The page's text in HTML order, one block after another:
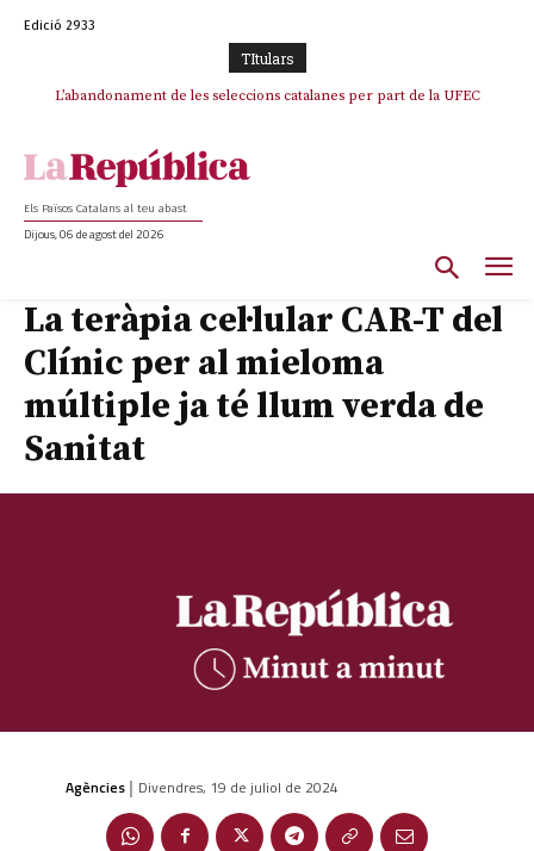
Edició 2933
TItulars
L’abandonament de les seleccions catalanes per part de la UFEC
Els Països Catalans al teu abast
Dijous, 06 de agost del 2026
La teràpia cel·lular CAR-T del
Clínic per al mieloma
múltiple ja té llum verda de
Sanitat
Agències | Divendres, 19 de juliol de 2024